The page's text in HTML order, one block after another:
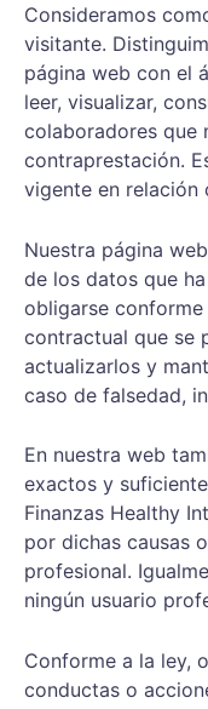
Consideramos
visitante.
página web con el
leer, visualizar,
colaboradores que
contraprestación.
vigente en relación
Nuestra página
de los datos que
obligarse
contractual que se
actualizarlos y
caso de falsedad,
En nuestra web
exactos y
Finanzas Healthy
por dichas causas
profesional.
ningún usuario
Conforme a la ley,
conductas o